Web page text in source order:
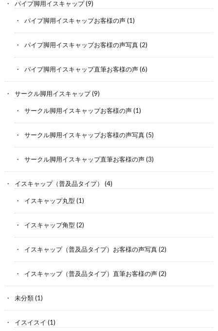
パイプ脚用イスキャップ(9)
パイプ脚用イスキャップお客様の声(1)
パイプ脚用イスキャップお客様の声写真(2)
パイプ脚用イスキャップ直筆お客様の声(6)
サークル脚用イスキャップ(9)
サークル脚用イスキャップお客様の声(1)
サークル脚用イスキャップお客様の声写真(5)
サークル脚用イスキャップ直筆お客様の声(3)
イスキャップ（普及品タイプ） (4)
イスキャップ丸型 (1)
イスキャップ角型 (2)
イスキャップ（普及品タイプ）お客様の声写真(2)
イスキャップ（普及品タイプ）直筆お客様の声(2)
未分類(1)
イスイスイ (1)